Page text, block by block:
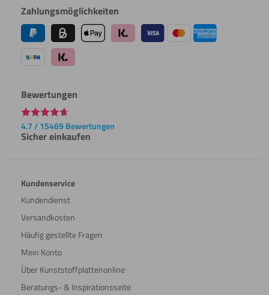
Zahlungsmöglichkeiten
Bewertungen
4.7 / 15469 Bewertungen
Sicher einkaufen
Kundenservice
Kundendienst
Versandkosten
Häufig gestellte Fragen
Mein Konto
Über Kunststoffplattenonline
Beratungs- & Inspirationsseite